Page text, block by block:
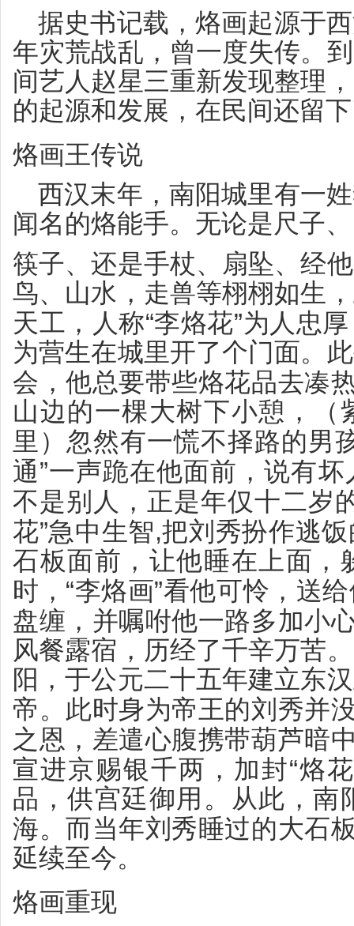
据史书记载，烙画起源于
年灾荒战乱，曾一度失传。
间艺人赵星三重新发现整理
的起源和发展，在民间还留
烙画王传说
西汉末年，南阳城里有一
闻名的烙能手。无论是尺子、
筷子、还是手杖、扇坠、经
鸟、山水，走兽等栩栩如生
天工，人称“李烙花”为人忠
为营生在城里开了个门面。
会，他总要带些烙花品去凑
山边的一棵大树下小憩，（
里）忽然有一慌不择路的男
通”一声跪在他面前，说有
不是别人，正是年仅十二岁
花”急中生智,把刘秀扮作逃
石板面前，让他睡在上面，
时， “李烙画”看他可怜，送
盘缠，并嘱咐他一路多加小
风餐露宿，历经了千辛万苦
阳，于公元二十五年建立东
帝。此时身为帝王的刘秀并
之恩，差遣心腹携带葫芦暗
宣进京赐银千两，加封“烙
品，供宫廷御用。从此，南
海。而当年刘秀睡过的大石
延续至今。
烙画重现